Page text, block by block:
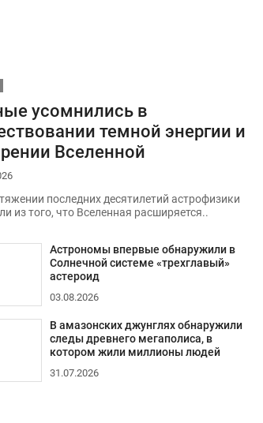
усомнились в
темной энергии и
Вселенной
последних десятилетий астрофизики
из того, что Вселенная расширяется..
Астрономы впервые обнаружили в
Солнечной системе «трехглавый»
астероид
03.08.2026
В амазонских джунглях обнаружили
следы древнего мегаполиса, в
котором жили миллионы людей
31.07.2026